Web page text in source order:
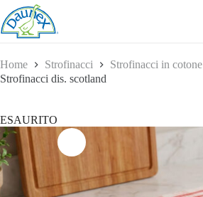
Salta
al
contenuto
Home Strofinacci
Strofinacci in cotone
Strofinacci dis. scotland
ESAURITO